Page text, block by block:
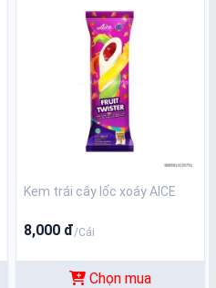
Kem trái cây lốc xoáy AICE
8,000 đ/Cái
Chọn mua